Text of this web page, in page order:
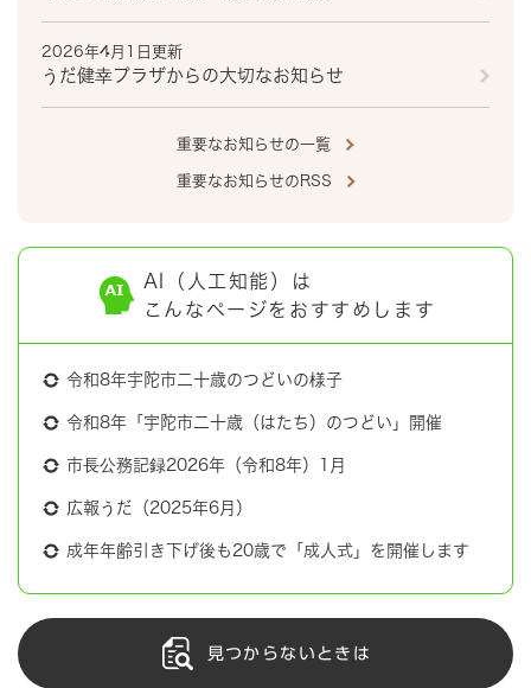
2026年4月1日更新
うだ健幸プラザからの大切なお知らせ
重要なお知らせの一覧
重要なお知らせのRSS
AI（人工知能）は
こんなページをおすすめします
令和8年宇陀市二十歳のつどいの様子
令和8年「宇陀市二十歳（はたち）のつどい」開催
市長公務記録2026年（令和8年）1月
広報うだ（2025年6月）
成年年齢引き下げ後も20歳で「成人式」を開催します
見つからないときは